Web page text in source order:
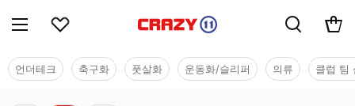
언더테크 축구화 풋살화 운동화/슬리퍼 의류 클럽 팀